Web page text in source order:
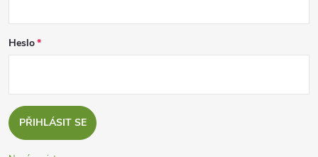
Heslo
PŘIHLÁSIT SE